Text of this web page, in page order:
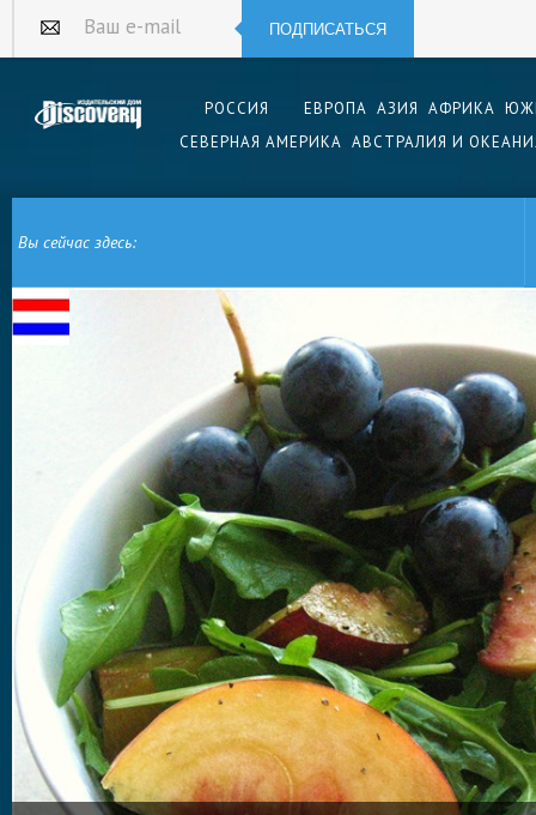
Ваш e-mail ПОДПИСАТЬСЯ
РОССИЯ ЕВРОПА АЗИЯ АФРИКА
СЕВЕРНАЯ АМЕРИКА АВСТРАЛИЯ И
Вы сейчас здесь:
ГЛАВНАЯ НИДЕРЛАНДЫ ГОЛЛАНДСКАЯ КУХНЯ